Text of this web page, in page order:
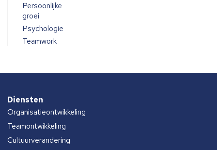
Persoonlijke
groei
Psychologie
Teamwork
Diensten
Organisatieontwikkeling
Teamontwikkeling
Cultuurverandering